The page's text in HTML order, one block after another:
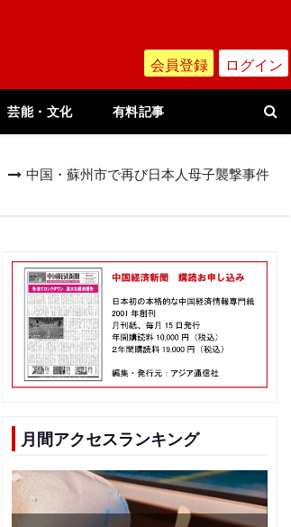
会員登録 ログイン
芸能・文化 有料記事
中国・蘇州市で再び日本人母子襲撃事件
月間アクセスランキング